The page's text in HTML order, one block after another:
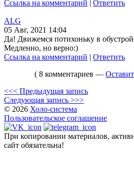
Ссылка на комментарий | Ответить
ALG
05 Авг, 2021 14:04
Да! Движемся потихоньку в
Медленно, но верно:)
Ссылка на комментарий | Ответить
( 8 комментариев —
<<< Предыдущая запись
Следующая запись >>>
© 2026 Холо-система
Пользовательское соглашение
При копировании материалов,
сайт обязательна!